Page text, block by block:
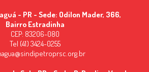
- PR - Sede: Odilon Mader, 366,
Bairro Estradinha
CEP: 83206-080
Tel (41) 3424-0255